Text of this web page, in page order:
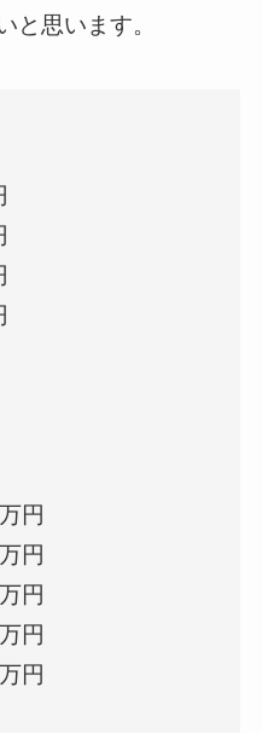
と思います。
円
円
円
円
円